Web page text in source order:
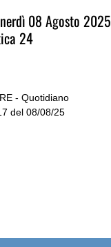
08 Agosto 2025
24
- Quotidiano
del 08/08/25